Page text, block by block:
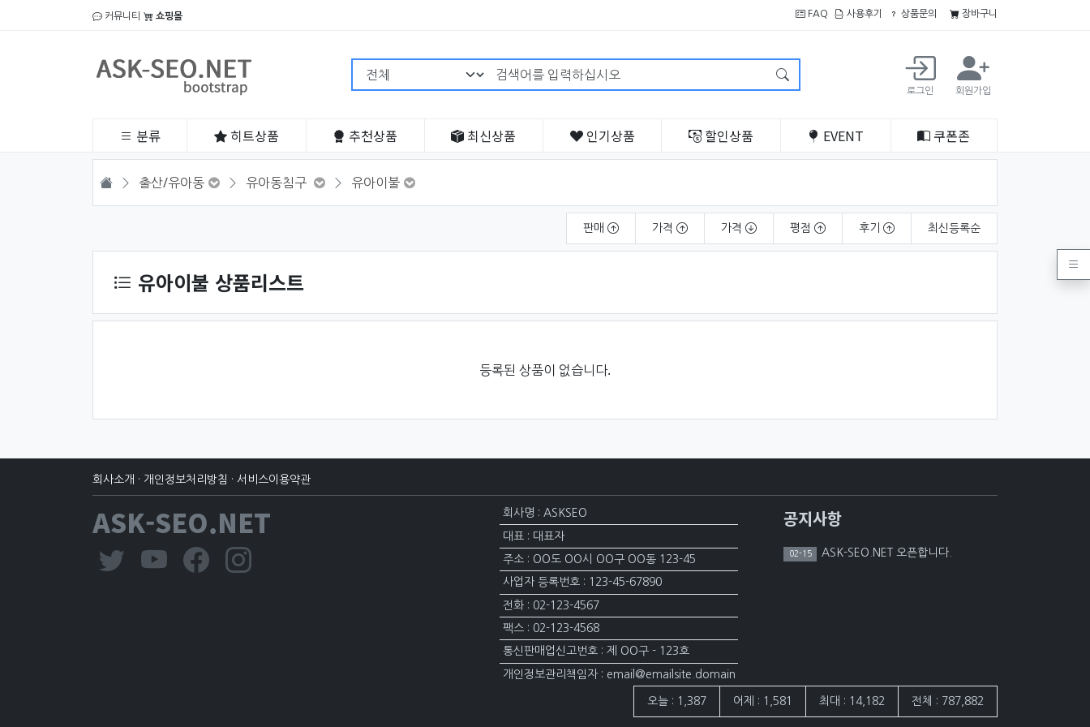
커뮤니티 쇼핑몰 FAQ 사용후기 상품문의 장바구니
검색어 필수
로그인 회원가입
분류 히트상품 추천상품 최신상품 인기상품 할인상품 EVENT 쿠폰존
HOME 출산/유아동 유아동침구 유아이불
판매 가격 가격 평점 후기 최신등록순
유아이불 상품리스트
등록된 상품이 없습니다.
회사소개 · 개인정보처리방침 · 서비스이용약관
ASK-SEO.NET 회사명 : ASKSEO
대표 : 대표자
주소 : OO도 OO시 OO구 OO동 123-45
사업자 등록번호 : 123-45-67890
전화 : 02-123-4567
팩스 : 02-123-4568
통신판매업신고번호 : 제 OO구 - 123호
개인정보관리책임자 : email@emailsite.domain
공지사항
02-15 ASK-SEO.NET 오픈합니다.
접속자집계
오늘 : 1,387 어제 : 1,581 최대 : 14,182 전체 : 787,882